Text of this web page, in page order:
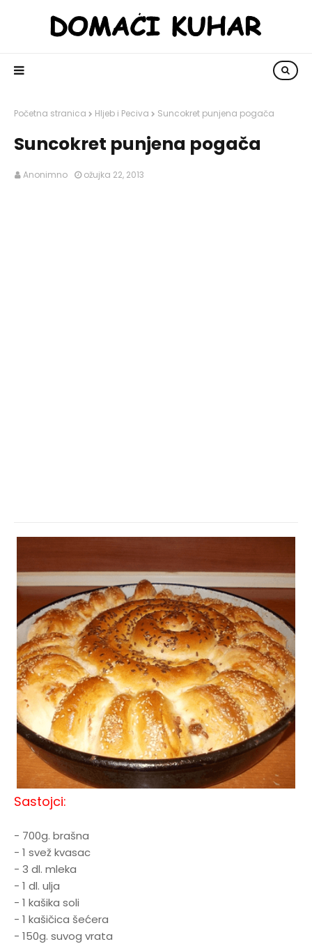
Početna stranica Hljeb i Peciva Suncokret punjena pogača
Suncokret punjena pogača
Anonimno ožujka 22, 2013
Sastojci:
- 700g. brašna
- 1 svež kvasac
- 3 dl. mleka
- 1 dl. ulja
- 1 kašika soli
- 1 kašičica šećera
- 150g. suvog vrata